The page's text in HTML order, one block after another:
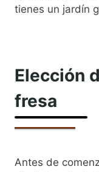
tienes un jardín
Elección
fresa
Antes de